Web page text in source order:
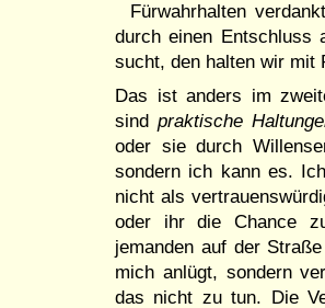
Fürwahrhalten
durch einen Entschluss
sucht, den halten wir
Das ist anders im
sind praktische
oder sie durch
sondern ich kann es.
nicht als
oder ihr die Chan­ce
jemanden auf der
mich anlügt, sondern
das nicht zu tun. Die